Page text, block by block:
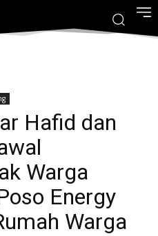
Hafid dan
Warga
Energy
Warga